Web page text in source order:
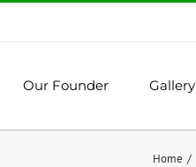
Our Founder Gallery
Home /